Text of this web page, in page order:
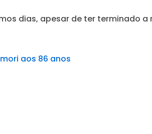
dias, apesar de ter terminado
aos 86 anos